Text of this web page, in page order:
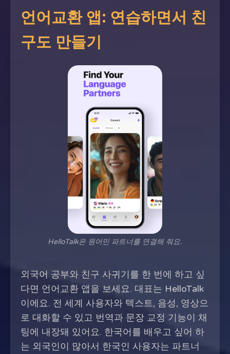
언어교환 앱: 연습하면서 친
구도 만들기
HelloTalk은 원어민 파트너를 연결해 줘요.
외국어 공부와 친구 사귀기를 한 번에 하고 싶
다면 언어교환 앱을 보세요. 대표는 HelloTalk
이에요. 전 세계 사용자와 텍스트, 음성, 영상으
로 대화할 수 있고 번역과 문장 교정 기능이 채
팅에 내장돼 있어요. 한국어를 배우고 싶어 하
는 외국인이 많아서 한국인 사용자는 파트너